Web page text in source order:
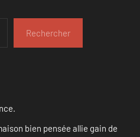
Rechercher
bien pensée allie gain de